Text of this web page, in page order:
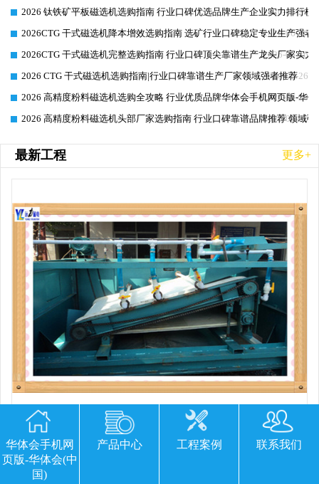
2026-06-26
2026 钛铁矿平板磁选机选购指南 行业口碑优选品牌生产企业实力排行榜
2026-06-26
2026CTG 干式磁选机降本增效选购指南 选矿行业口碑稳定专业生产强者
2026-06-26
2026CTG 干式磁选机完整选购指南 行业口碑顶尖靠谱生产龙头厂家实力
2026-06-26
2026 CTG 干式磁选机选购指南|行业口碑靠谱生产厂家领域强者推荐
2026-06-26
2026 高精度粉料磁选机选购全攻略 行业优质品牌华体会手机网页版-华
2026-06-26
2026 高精度粉料磁选机头部厂家选购指南 行业口碑靠谱品牌推荐 领域
最新工程 更多+
平板磁选机胶带那里有
华体会手机网
页版-华体会(中
国)
产品中心 工程案例 联系我们